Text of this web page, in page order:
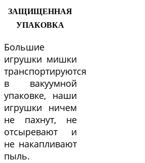
ЗАЩИЩЕННАЯ
УПАКОВКА
Большие
игрушки мишки
транспортируются
в вакуумной
упаковке, наши
игрушки ничем
не пахнут, не
отсыревают и
не накапливают
пыль.